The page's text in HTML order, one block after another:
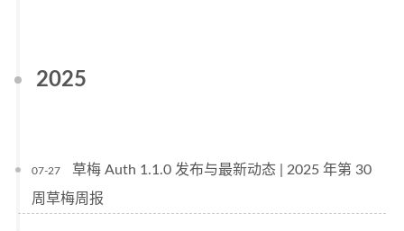
2025
07-27
草梅 Auth 1.1.0 发布与最新动态 | 2025 年第 30
周草梅周报